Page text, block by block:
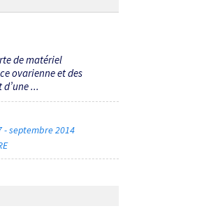
de matériel
ovarienne et des
...
- septembre 2014